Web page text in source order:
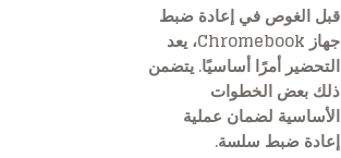
قبل الغوص في إعادة ضبط
جهاز Chromebook، يعد
التحضير أمرًا أساسيًا. يتضمن
ذلك بعض الخطوات
الأساسية لضمان عملية
إعادة ضبط سلسة.